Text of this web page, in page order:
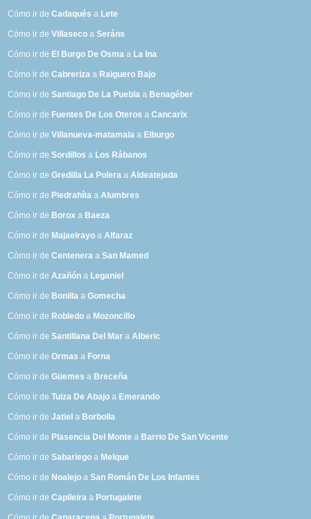
Cómo ir deCadaqués a Lete
Cómo ir deVillaseco aSeráns
Cómo ir de El Burgo De Osma a La Ina
Cómo ir deCabreriza a Raiguero Bajo
Cómo ir deSantiago De La Puebla a Benagéber
Cómo ir de Fuentes De Los Oteros aCancarix
Cómo ir deVillanueva-matamala a Elburgo
Cómo ir deSordillos a Los Rábanos
Cómo ir deGredilla La Polera aAldeatejada
Cómo ir de Piedrahíta aAlumbres
Cómo ir de Borox a Baeza
Cómo ir de Majaelrayo aAlfaraz
Cómo ir deCentenera aSan Mamed
Cómo ir deAzañón a Leganiel
Cómo ir de Bonilla aGomecha
Cómo ir de Robledo a Mozoncillo
Cómo ir deSantillana Del Mar aAlberic
Cómo ir deOrmas a Forna
Cómo ir deGüemes a Breceña
Cómo ir deTuiza De Abajo a Emerando
Cómo ir deJatiel a Borbolla
Cómo ir de Plasencia Del Monte a Barrio De San Vicente
Cómo ir deSabariego a Melque
Cómo ir de Noalejo aSan Román De Los Infantes
Cómo ir deCapileira a Portugalete